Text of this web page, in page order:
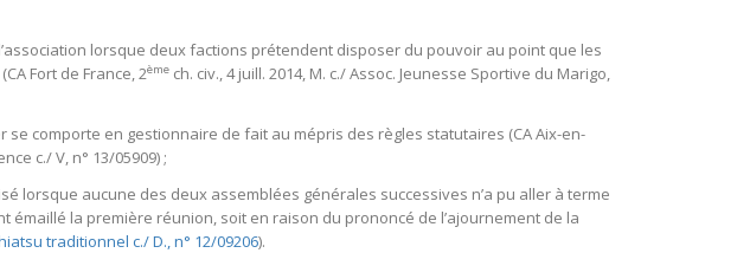
lorsque deux factions prétendent disposer du pouvoir au point que les
Fort de France, 2ème ch. civ., 4 juill. 2014, M. c./ Assoc. Jeunesse Sportive du Marigo,
comporte en gestionnaire de fait au mépris des règles statutaires (CA Aix-en-
c./ V, n° 13/05909) ;
lorsque aucune des deux assemblées générales successives n’a pu aller à terme
émaillé la première réunion, soit en raison du prononcé de l’ajournement de la
traditionnel c./ D., n° 12/09206).